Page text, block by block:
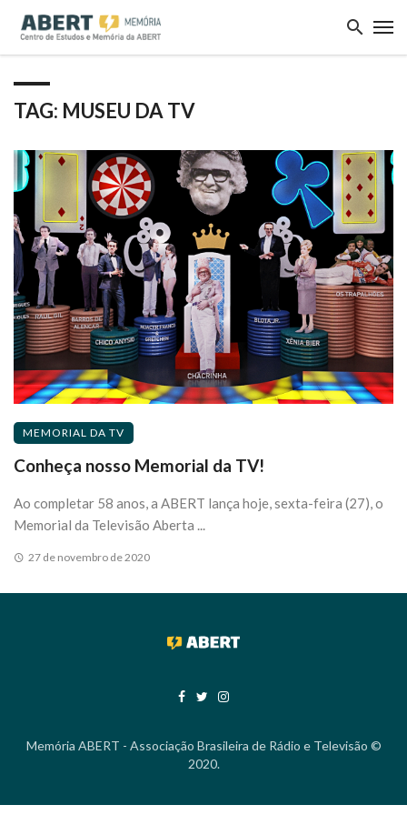
TAG: MUSEU DA TV
MEMORIAL DA TV
Conheça nosso Memorial da TV!
Ao completar 58 anos, a ABERT lança hoje, sexta-feira (27), o
Memorial da Televisão Aberta ...
27 de novembro de 2020
Memória ABERT - Associação Brasileira de Rádio e Televisão ©
2020.